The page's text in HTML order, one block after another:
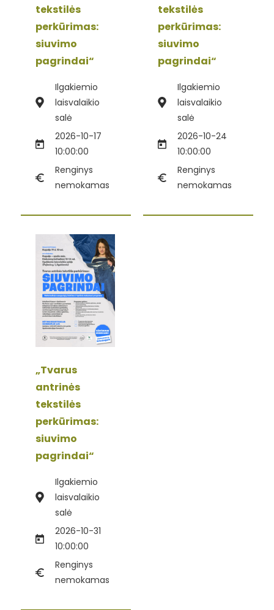
tekstilės
perkūrimas:
siuvimo
pagrindai“
Ilgakiemio
laisvalaikio
salė
2026-10-17
10:00:00
Renginys
nemokamas
tekstilės
perkūrimas:
siuvimo
pagrindai“
Ilgakiemio
laisvalaikio
salė
2026-10-24
10:00:00
Renginys
nemokamas
„Tvarus
antrinės
tekstilės
perkūrimas:
siuvimo
pagrindai“
Ilgakiemio
laisvalaikio
salė
2026-10-31
10:00:00
Renginys
nemokamas